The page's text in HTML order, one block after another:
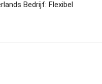
Bedrijf: Flexibel